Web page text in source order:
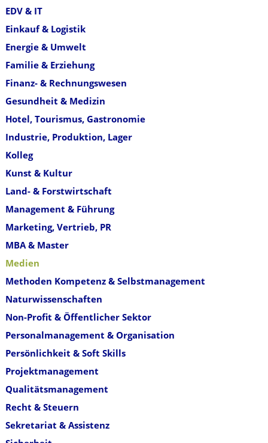
EDV & IT
Einkauf & Logistik
Energie & Umwelt
Familie & Erziehung
Finanz- & Rechnungswesen
Gesundheit & Medizin
Hotel, Tourismus, Gastronomie
Industrie, Produktion, Lager
Kolleg
Kunst & Kultur
Land- & Forstwirtschaft
Management & Führung
Marketing, Vertrieb, PR
MBA & Master
Medien
Methoden Kompetenz & Selbstmanagement
Naturwissenschaften
Non-Profit & Öffentlicher Sektor
Personalmanagement & Organisation
Persönlichkeit & Soft Skills
Projektmanagement
Qualitätsmanagement
Recht & Steuern
Sekretariat & Assistenz